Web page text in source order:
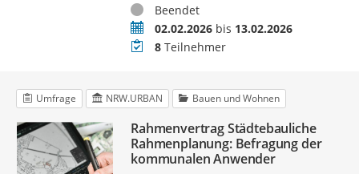
StatusBeendet
Zeitraum02.02.2026bis 13.02.2026
Teilnehmer
8Teilnehmer
Umfrage NRW.URBAN Bauen und Wohnen
Rahmenvertrag Städtebauliche
Rahmenplanung: Befragung der
kommunalen Anwender